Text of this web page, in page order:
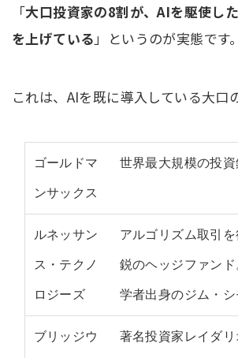
「大口投資家の8割が、AIを駆使し
を上げている 」というのが実態です。
これは、AIを既に導入している大口
ゴールドマ
ンサックス
世界最大規模の投資
ルネッサン
ス・テクノ
ロジーズ
アルゴリズム取引
鋭のヘッジファン
学者出身のジム・
ブリッジウ 著名投資家レイダ